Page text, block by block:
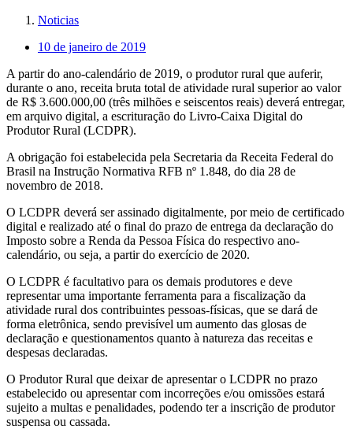
Noticias
10 de janeiro de 2019
A partir do ano-calendário de 2019, o produtor rural que auferir,
durante o ano, receita bruta total de atividade rural superior ao valor
de R$ 3.600.000,00 (três milhões e seiscentos reais) deverá entregar,
em arquivo digital, a escrituração do Livro-Caixa Digital do
Produtor Rural (LCDPR).
A obrigação foi estabelecida pela Secretaria da Receita Federal do
Brasil na Instrução Normativa RFB nº 1.848, do dia 28 de
novembro de 2018.
O LCDPR deverá ser assinado digitalmente, por meio de certificado
digital e realizado até o final do prazo de entrega da declaração do
Imposto sobre a Renda da Pessoa Física do respectivo ano-
calendário, ou seja, a partir do exercício de 2020.
O LCDPR é facultativo para os demais produtores e deve
representar uma importante ferramenta para a fiscalização da
atividade rural dos contribuintes pessoas-físicas, que se dará de
forma eletrônica, sendo previsível um aumento das glosas de
declaração e questionamentos quanto à natureza das receitas e
despesas declaradas.
O Produtor Rural que deixar de apresentar o LCDPR no prazo
estabelecido ou apresentar com incorreções e/ou omissões estará
sujeito a multas e penalidades, podendo ter a inscrição de produtor
suspensa ou cassada.